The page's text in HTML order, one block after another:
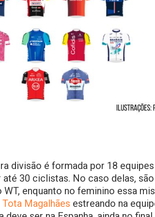
divisão é formada por 18
até 30 ciclistas. No caso delas,
WT, enquanto no feminino essa
Tota Magalhães estreando na